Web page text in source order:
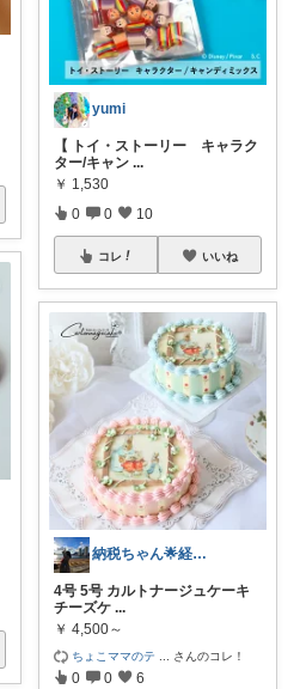
yumi
【 トイ・ストーリー キャラク
ター/キャン ...
￥ 1,530
0 0 10
コレ いいね
納税ちゃん🌟経由購入★
4号 5号 カルトナージュケーキ
チーズケ ...
￥ 4,500～
ちょこママのテ さんのコレ！
0 0 6